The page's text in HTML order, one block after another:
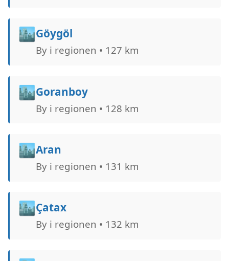
🏙️Göygöl
By i regionen • 127 km
🏙️Goranboy
By i regionen • 128 km
🏙️Aran
By i regionen • 131 km
🏙️Çatax
By i regionen • 132 km